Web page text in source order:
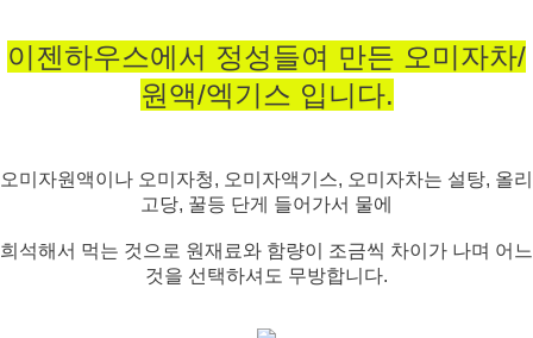
이젠하우스에서 정성들여 만든 오미자차/
원액/엑기스 입니다.
오미자원액이나 오미자청, 오미자액기스, 오미자차는 설탕, 올리
고당, 꿀등 단게 들어가서 물에
희석해서 먹는 것으로 원재료와 함량이 조금씩 차이가 나며 어느
것을 선택하셔도 무방합니다.